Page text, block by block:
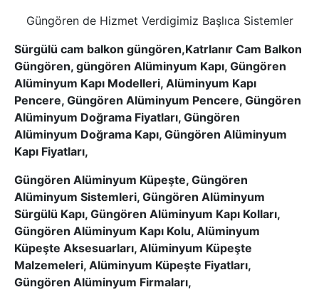
Güngören de Hizmet Verdigimiz Başlıca Sistemler
Sürgülü cam balkon güngören,Katrlanır Cam Balkon
Güngören, güngören Alüminyum Kapı, Güngören
Alüminyum Kapı Modelleri, Alüminyum Kapı
Pencere, Güngören Alüminyum Pencere, Güngören
Alüminyum Doğrama Fiyatları, Güngören
Alüminyum Doğrama Kapı, Güngören Alüminyum
Kapı Fiyatları,
Güngören Alüminyum Küpeşte, Güngören
Alüminyum Sistemleri, Güngören Alüminyum
Sürgülü Kapı, Güngören Alüminyum Kapı Kolları,
Güngören Alüminyum Kapı Kolu, Alüminyum
Küpeşte Aksesuarları, Alüminyum Küpeşte
Malzemeleri, Alüminyum Küpeşte Fiyatları,
Güngören Alüminyum Firmaları,